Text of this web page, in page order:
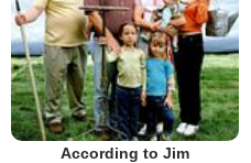
According to Jim